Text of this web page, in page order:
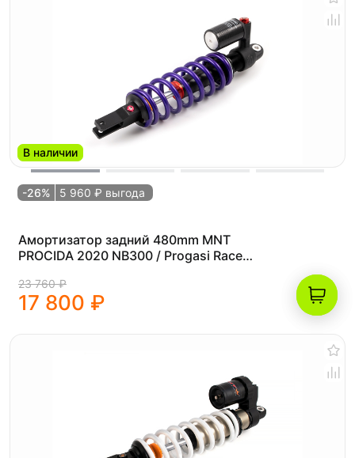
В наличии
-26% 5 960 ₽ выгода
Амортизатор задний 480mm MNT
PROCIDA 2020 NB300 / Progasi Race
23 760 ₽
17 800 ₽